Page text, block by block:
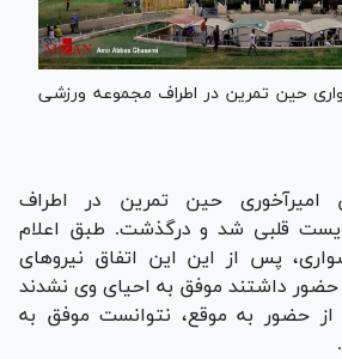
حین تمرین در اطراف مجموعه ورزشی
امیرآخوری حین تمرین در اطراف
قلبی شد و درگذشت. طبق اعلام
پس از این این اتفاق نیرو‌های
حضور داشتند موفق به احیای وی نشدند
حضور به موقع، نتوانست موفق به